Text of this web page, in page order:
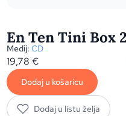
En Ten Tini Box 2
Medij: CD
19,78€
Dodaj u košaricu
Dodaj u listu želja